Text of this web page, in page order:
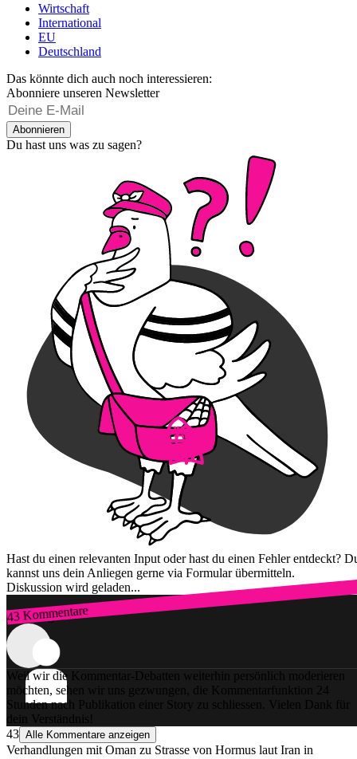
Wirtschaft
International
EU
Deutschland
Das könnte dich auch noch interessieren:
Abonniere unseren Newsletter
Abonnieren
Du hast uns was zu sagen?
Hast du einen relevanten Input oder hast du einen Fehler entdeckt?
kannst uns dein Anliegen gerne via Formular übermitteln.
Diskussion wird geladen...
43 Kommentare
Zum Login
Weil wir die Kommentar-Debatten weiterhin persönlich moderieren
möchten, sehen wir uns gezwungen, die Kommentarfunktion 24
Stunden nach Publikation einer Story zu schliessen. Vielen Dank für
dein Verständnis!
43 Alle Kommentare anzeigen
Verhandlungen mit Oman zu Strasse von Hormus laut Iran in